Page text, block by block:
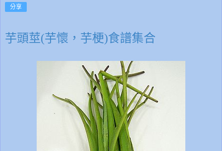
分享
芋頭莖(芋懷，芋梗)食譜集合